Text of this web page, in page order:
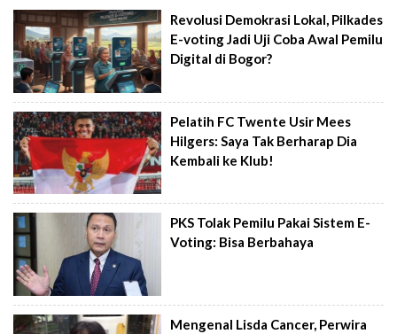
Revolusi Demokrasi Lokal, Pilkades
E-voting Jadi Uji Coba Awal Pemilu
Digital di Bogor?
Pelatih FC Twente Usir Mees
Hilgers: Saya Tak Berharap Dia
Kembali ke Klub!
PKS Tolak Pemilu Pakai Sistem E-
Voting: Bisa Berbahaya
Mengenal Lisda Cancer, Perwira